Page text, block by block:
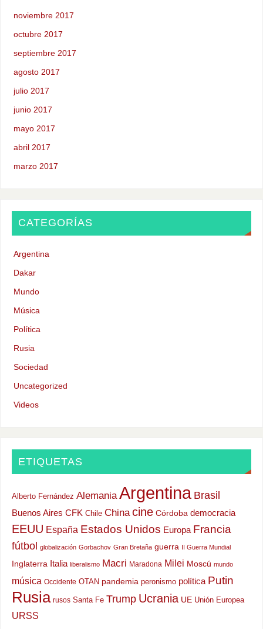
noviembre 2017
octubre 2017
septiembre 2017
agosto 2017
julio 2017
junio 2017
mayo 2017
abril 2017
marzo 2017
CATEGORÍAS
Argentina
Dakar
Mundo
Música
Política
Rusia
Sociedad
Uncategorized
Videos
ETIQUETAS
Alberto Fernández Alemania Argentina Brasil
Buenos Aires CFK Chile China cine Córdoba democracia
EEUU España Estados Unidos Europa Francia
fútbol globalización Gorbachov Gran Bretaña guerra II Guerra Mundial
Inglaterra Italia liberalismo Macri Maradona Milei Moscú mundo
música Occidente OTAN pandemia peronismo política Putin
Rusia rusos Santa Fe Trump Ucrania UE Unión Europea
URSS